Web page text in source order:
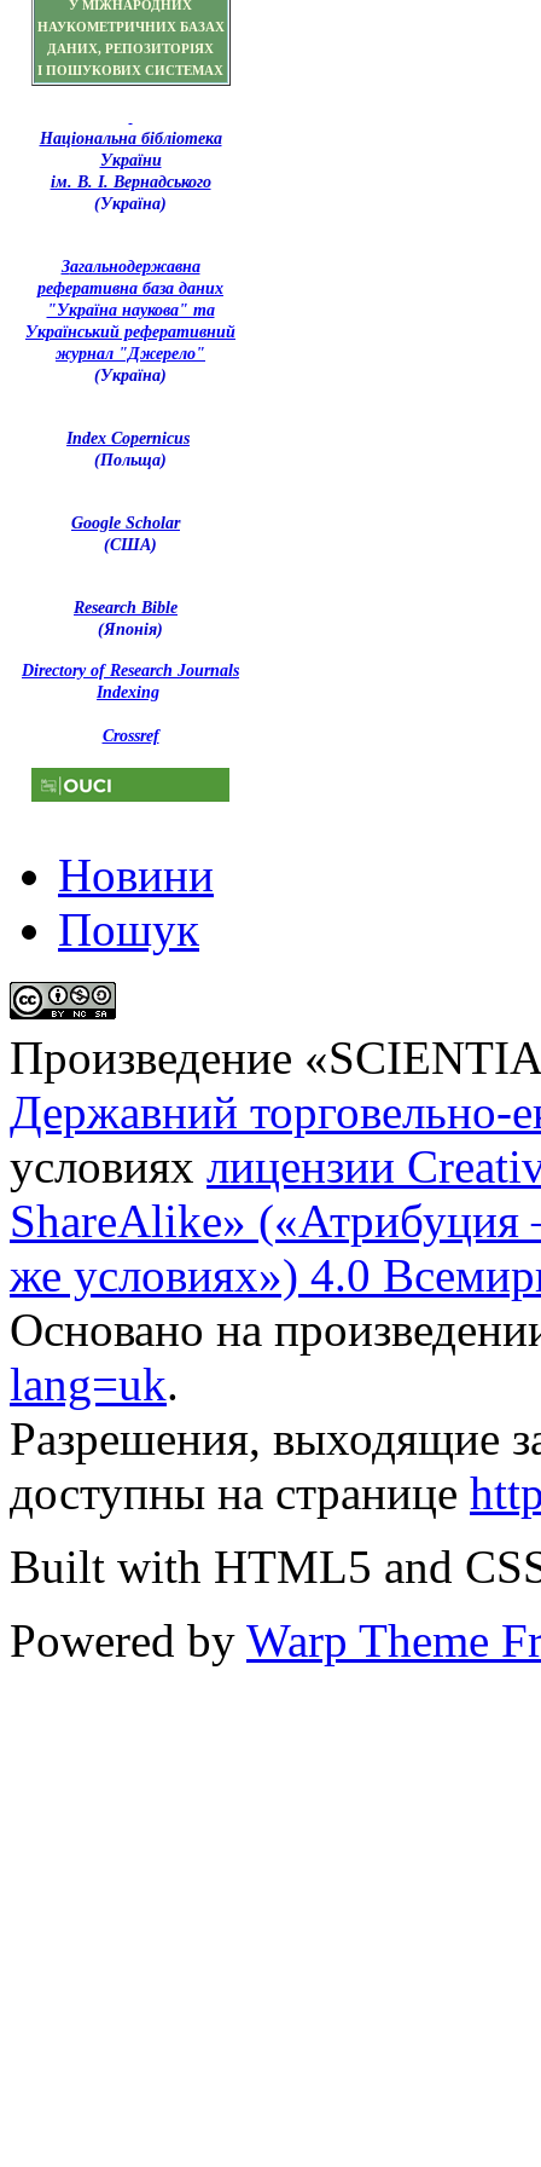
У МІЖНАРОДНИХ
НАУКОМЕТРИЧНИХ БАЗАХ
ДАНИХ, РЕПОЗИТОРІЯХ
І ПОШУКОВИХ СИСТЕМАХ
Національна бібліотека
України
ім. В. І. Вернадського
(Україна)
Загальнодержавна
реферативна база даних
"Україна наукова" та
Український реферативний
журнал "Джерело"
(Україна)
Index Copernicus
(Польща)
Google Scholar
(США)
Research Bible
(Японія)
Directory of Research Journals
Indexing
Crossref
Новини
Пошук
Произведение «
Державний торговельно-
условиях лицензии
ShareAlike»
же условиях») 4.0
Основано на
lang=uk.
Разрешения, выходящие
доступны на странице
Built with HTML5 and
Powered by Warp Theme